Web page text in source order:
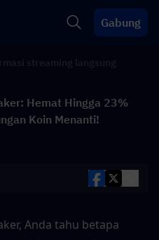
Gabung
Hemat Hingga 23%
Koin Menanti!
Anda tahu betapa